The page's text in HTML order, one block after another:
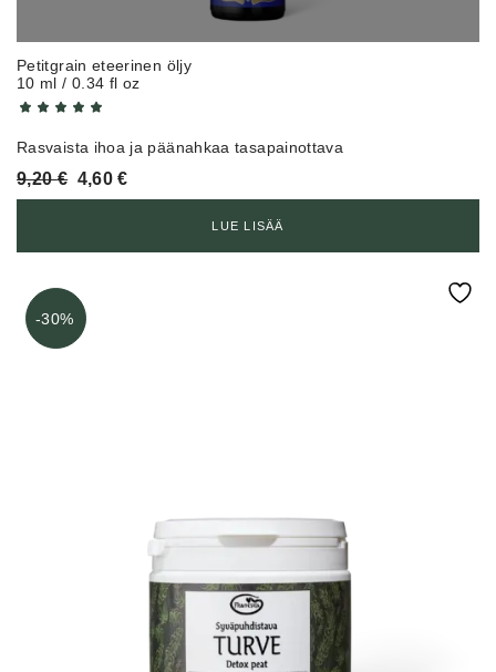
Petitgrain eteerinen öljy
10 ml / 0.34 fl oz
Rasvaista ihoa ja päänahkaa tasapainottava
9,20€ Alkuperäinen
hinta
4,60€Nykyinen
hinta
LUE LISÄÄ
-30%